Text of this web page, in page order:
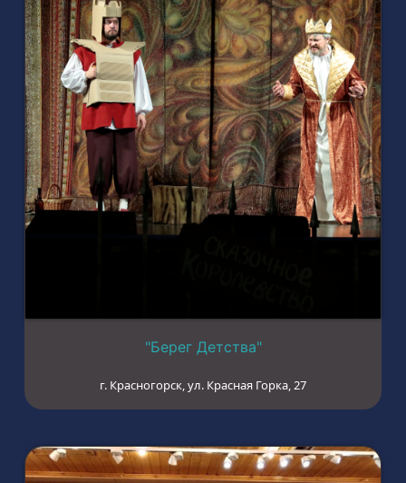
"Берег Детства"
г. Красногорск, ул. Красная Горка, 27